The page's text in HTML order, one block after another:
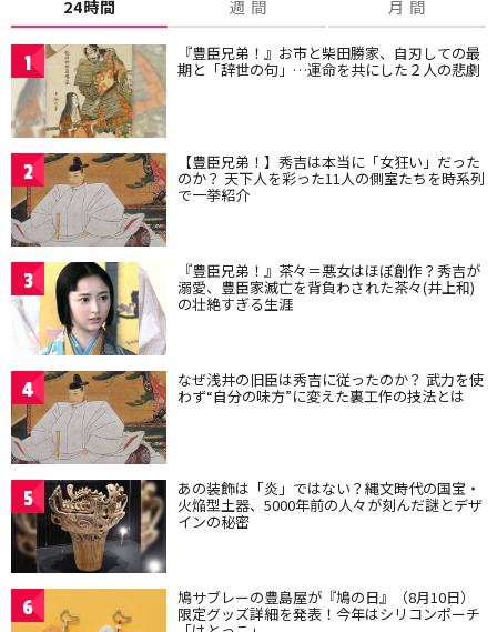
24時間 週 間 月 間
1 『豊臣兄弟！』お市と柴田勝家、自刃しての最
期と「辞世の句」…運命を共にした２人の悲劇
2 【豊臣兄弟！】秀吉は本当に「女狂い」だった
のか？ 天下人を彩った11人の側室たちを時系列
で一挙紹介
3 『豊臣兄弟！』茶々＝悪女はほぼ創作？秀吉が
溺愛、豊臣家滅亡を背負わされた茶々(井上和)
の壮絶すぎる生涯
4 なぜ浅井の旧臣は秀吉に従ったのか？ 武力を使
わず“自分の味方”に変えた裏工作の技法とは
5 あの装飾は「炎」ではない？縄文時代の国宝・
火焔型土器、5000年前の人々が刻んだ謎とデザ
インの秘密
6 鳩サブレーの豊島屋が『鳩の日』（8月10日）
限定グッズ詳細を発表！今年はシリコンポーチ